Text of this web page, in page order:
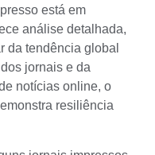
está em
análise detalhada,
da tendência global
jornais e da
notícias online, o
resiliência